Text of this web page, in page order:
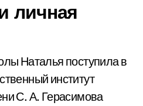
личная
Наталья поступила в
институт
С. А. Герасимова